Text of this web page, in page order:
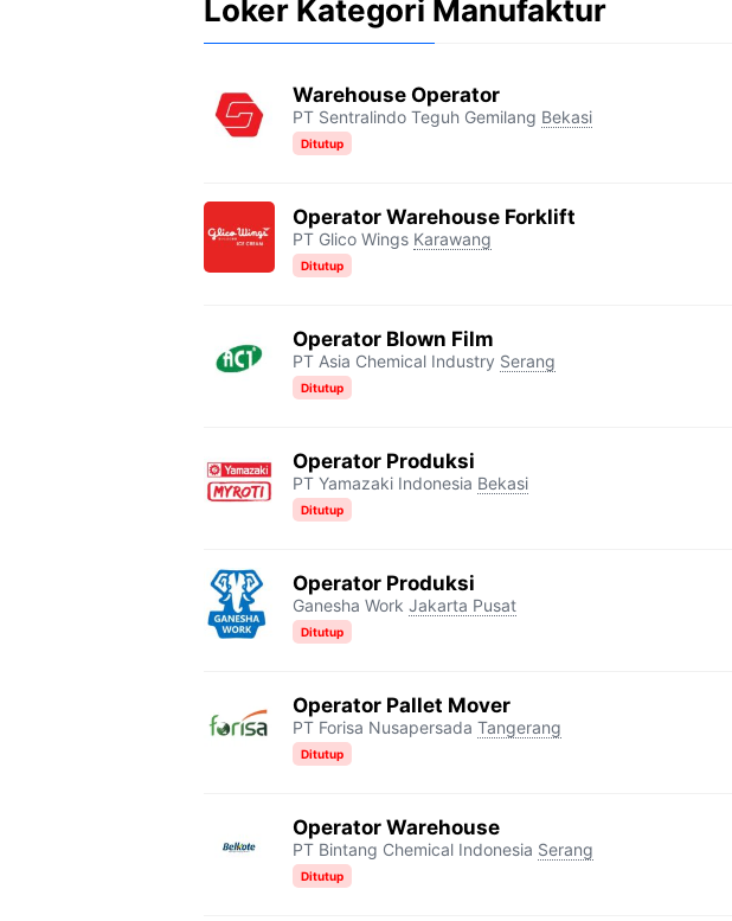
Loker Kategori Manufaktur
Warehouse Operator
PT Sentralindo Teguh Gemilang Bekasi
Ditutup
Operator Warehouse Forklift
PT Glico Wings Karawang
Ditutup
Operator Blown Film
PT Asia Chemical Industry Serang
Ditutup
Operator Produksi
PT Yamazaki Indonesia Bekasi
Ditutup
Operator Produksi
Ganesha Work Jakarta Pusat
Ditutup
Operator Pallet Mover
PT Forisa Nusapersada Tangerang
Ditutup
Operator Warehouse
PT Bintang Chemical Indonesia Serang
Ditutup